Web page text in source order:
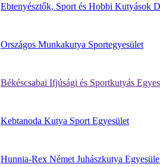
Ebtenyésztők, Sport és Hobbi Kutyások
Országos Munkakutya Sportegyesület
Békéscsabai Ifjúsági és Sportkutyás
Kebtanoda Kutya Sport Egyesület
Hunnia-Rex Német Juhászkutya